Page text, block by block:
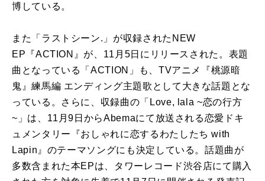
博している。
また「ラストシーン.」が収録されたNEW
EP『ACTION』が、11月5日にリリースされた。 表題
曲となっている「ACTION」も、TVアニメ『桃源暗
鬼』練馬編 エンディング主題歌として大きな話題とな
っている。さらに、 収録曲の「Love, lala ~恋の行方
~」は、 11月9日からAbemaにて放送される恋愛ドキ
ュメンタリー『おしゃれに恋するわたしたち with
Lapin』のテーマソングにも決定している。話題曲が
多数含まれた本EPは、
タワーレコード渋谷店にて購入